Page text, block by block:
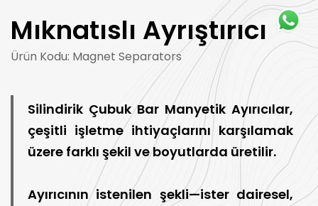
Mıknatıslı Ayrıştırıcı
Ürün Kodu: Magnet Separators
Silindirik Çubuk Bar Manyetik Ayırıcılar,
çeşitli işletme ihtiyaçlarını karşılamak
üzere farklı şekil ve boyutlarda üretilir.
Ayırıcının istenilen şekli—ister dairesel,